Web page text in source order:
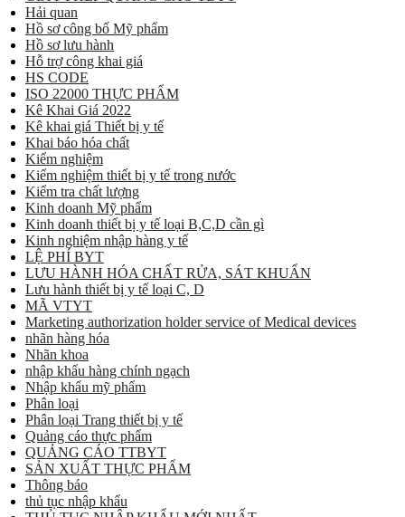
Hải quan
Hồ sơ công bố Mỹ phẩm
Hồ sơ lưu hành
Hỗ trợ công khai giá
HS CODE
ISO 22000 THỰC PHẨM
Kê Khai Giá 2022
Kê khai giá Thiết bị y tế
Khai báo hóa chất
Kiểm nghiệm
Kiểm nghiệm thiết bị y tế trong nước
Kiểm tra chất lượng
Kinh doanh Mỹ phẩm
Kinh doanh thiết bị y tế loại B,C,D cần gì
Kinh nghiệm nhập hàng y tế
LỆ PHÍ BYT
LƯU HÀNH HÓA CHẤT RỬA, SÁT KHUẨN
Lưu hành thiết bị y tế loại C, D
MÃ VTYT
Marketing authorization holder service of Medical devices
nhãn hàng hóa
Nhãn khoa
nhập khẩu hàng chính ngạch
Nhập khẩu mỹ phẩm
Phân loại
Phân loại Trang thiết bị y tế
Quảng cáo thực phẩm
QUẢNG CÁO TTBYT
SẢN XUẤT THỰC PHẨM
Thông báo
thủ tục nhập khẩu